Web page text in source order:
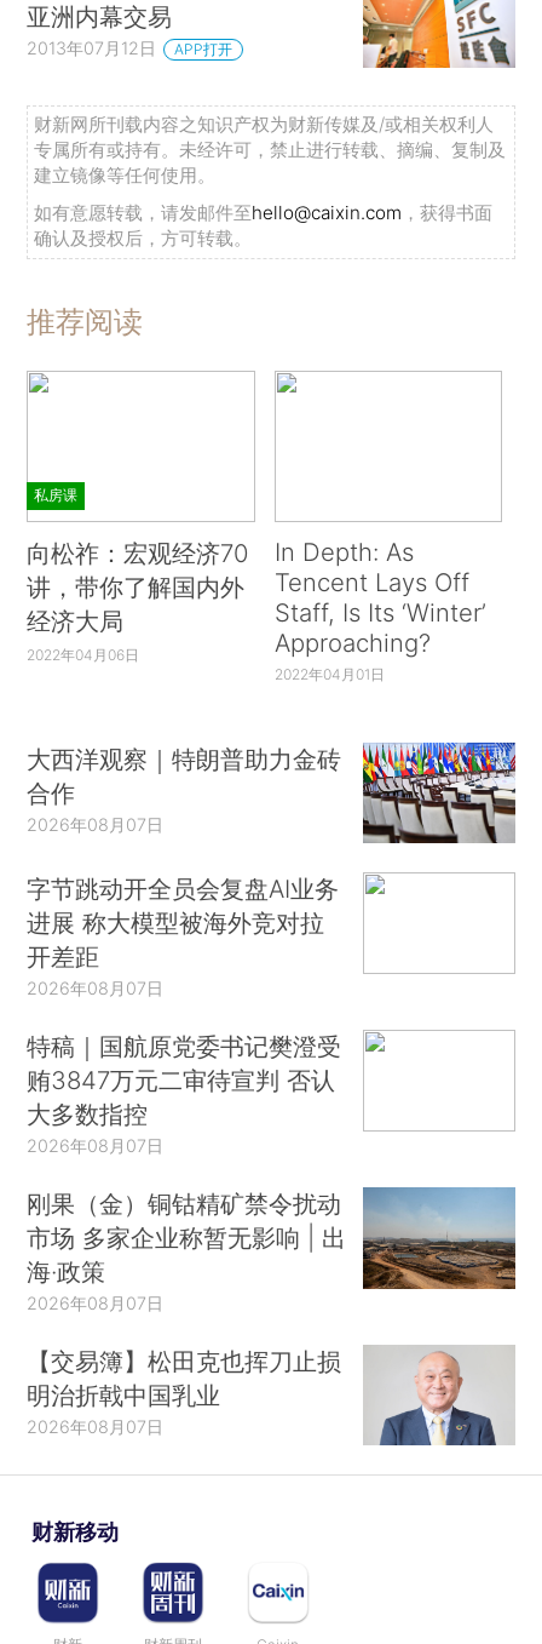
亚洲内幕交易
2013年07月12日 APP打开
财新网所刊载内容之知识产权为财新传媒及/或相关权利人
专属所有或持有。未经许可，禁止进行转载、摘编、复制及
建立镜像等任何使用。
如有意愿转载，请发邮件至hello@caixin.com ，获得书面
确认及授权后，方可转载。
推荐阅读
私房课
向松祚：宏观经济70
讲，带你了解国内外
经济大局
2022年04月06日
In Depth: As
Tencent Lays Off
Staff, Is Its ‘Winter’
Approaching?
2022年04月01日
大西洋观察｜特朗普助力金砖
合作
2026年08月07日
字节跳动开全员会复盘AI业务
进展 称大模型被海外竞对拉
开差距
2026年08月07日
特稿｜国航原党委书记樊澄受
贿3847万元二审待宣判 否认
大多数指控
2026年08月07日
刚果（金）铜钴精矿禁令扰动
市场 多家企业称暂无影响 | 出
海·政策
2026年08月07日
【交易簿】松田克也挥刀止损
明治折戟中国乳业
2026年08月07日
财新移动